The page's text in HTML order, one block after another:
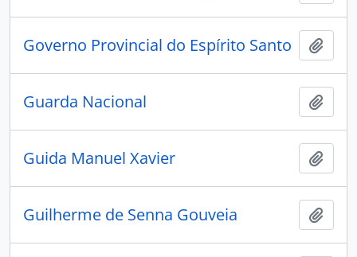
Governo Provincial do Espírito Santo
Guarda Nacional
Guida Manuel Xavier
Guilherme de Senna Gouveia